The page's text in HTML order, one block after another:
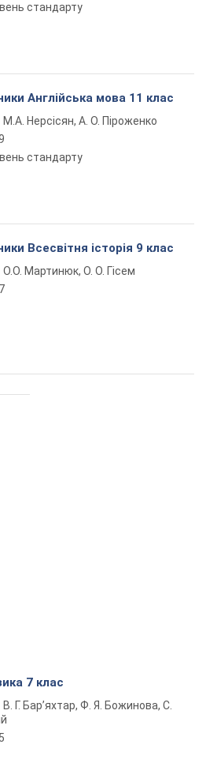
стандарту
Англійська мова 11 клас
М.А. Нерсісян, А. О. Піроженко
стандарту
Всесвітня історія 9 клас
О.О. Мартинюк, О. О. Гісем
7 клас
В. Г. Бар’яхтар, Ф. Я. Божинова, С.